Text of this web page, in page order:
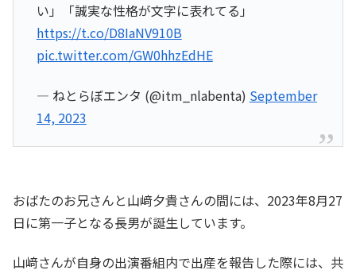
い」「誠実な性格が文字に表れてる」
https://t.co/D8IaNV910B
pic.twitter.com/GW0hhzEdHE
— ねとらぼエンタ (@itm_nlabenta) September
14, 2023
おばたのお兄さんと山﨑夕貴さんの間には、2023年8月27
日に第一子となる長男が誕生しています。
山﨑さんが自身の出演番組内で出産を報告した際には、共